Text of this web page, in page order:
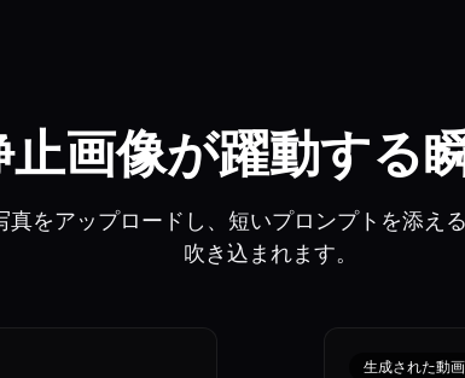
止画像が躍動する
をアップロードし、短いプロンプトを添え
吹き込まれます。
生成された動画